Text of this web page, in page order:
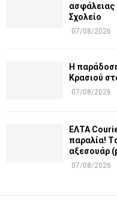
ασφάλειας
Σχολείο
07/08/2026
Η παράδοση
Κρασιού
07/08/2026
ΕΛΤΑ
παραλία!
αξεσουάρ
07/08/2026